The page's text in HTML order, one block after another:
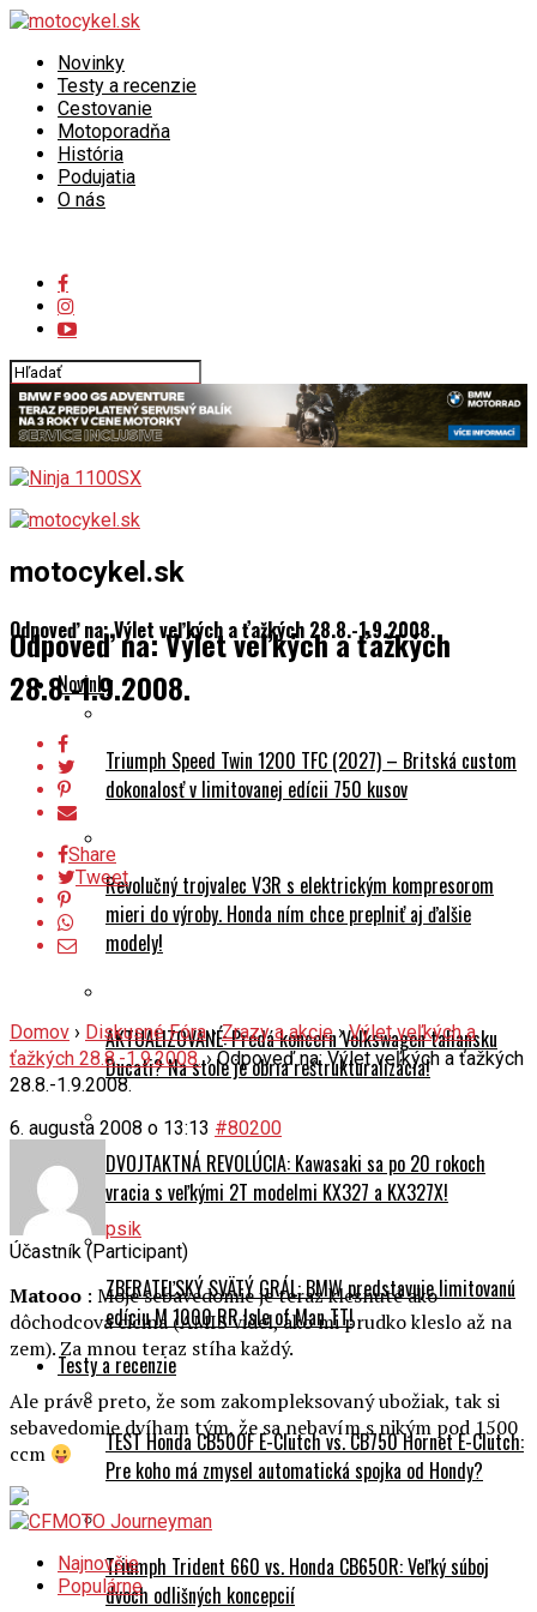
Novinky
Testy a recenzie
Cestovanie
Motoporadňa
História
Podujatia
O nás
motocykel.sk
Odpoveď na: Výlet veľkých a ťažkých 28.8.-1.9.2008.
Novinky
Triumph Speed Twin 1200 TFC (2027) – Britská custom
dokonalosť v limitovanej edícii 750 kusov
Revolučný trojvalec V3R s elektrickým kompresorom
mieri do výroby. Honda ním chce preplniť aj ďalšie
modely!
AKTUALIZOVANÉ: Predá koncern Volkswagen taliansku
Ducati? Na stole je obria reštrukturalizácia!
DVOJTAKTNÁ REVOLÚCIA: Kawasaki sa po 20 rokoch
vracia s veľkými 2T modelmi KX327 a KX327X!
ZBERATEĽSKÝ SVÄTÝ GRÁL: BMW predstavuje limitovanú
edíciu M 1000 RR Isle of Man TT!
Testy a recenzie
TEST Honda CB500F E-Clutch vs. CB750 Hornet E-Clutch:
Pre koho má zmysel automatická spojka od Hondy?
Triumph Trident 660 vs. Honda CB650R: Veľký súboj
dvoch odlišných koncepcií
Odpoveď na: Výlet veľkých a ťažkých
28.8.-1.9.2008.
Share
Tweet
Domov › Diskusné Fóra › Zrazy a akcie › Výlet veľkých a
ťažkých 28.8.-1.9.2008. › Odpoveď na: Výlet veľkých a ťažkých
28.8.-1.9.2008.
6. augusta 2008 o 13:13 #80200
psik
Účastník (Participant)
Matooo : Moje sebavedomie je teraz klesnuté ako
dôchodcova cicina (AMIS videl, ako mi prudko kleslo až na
zem). Za mnou teraz stíha každý.
Ale práve preto, že som zakompleksovaný ubožiak, tak si
sebavedomie dvíham tým, že sa nebavím s nikým pod 1500
ccm
Najnovšie
Populárne